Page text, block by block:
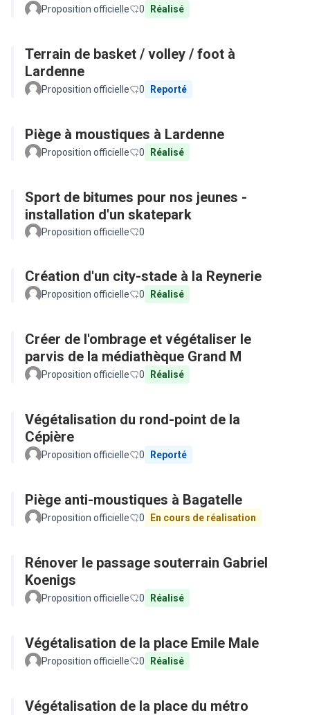
Proposition officielle 0 Réalisé
Terrain de basket / volley / foot à
Lardenne
Proposition officielle 0 Reporté
Piège à moustiques à Lardenne
Proposition officielle 0 Réalisé
Sport de bitumes pour nos jeunes -
installation d'un skatepark
Proposition officielle 0
Création d'un city-stade à la Reynerie
Proposition officielle 0 Réalisé
Créer de l'ombrage et végétaliser le
parvis de la médiathèque Grand M
Proposition officielle 0 Réalisé
Végétalisation du rond-point de la
Cépière
Proposition officielle 0 Reporté
Piège anti-moustiques à Bagatelle
Proposition officielle 0 En cours de réalisation
Rénover le passage souterrain Gabriel
Koenigs
Proposition officielle 0 Réalisé
Végétalisation de la place Emile Male
Proposition officielle 0 Réalisé
Végétalisation de la place du métro